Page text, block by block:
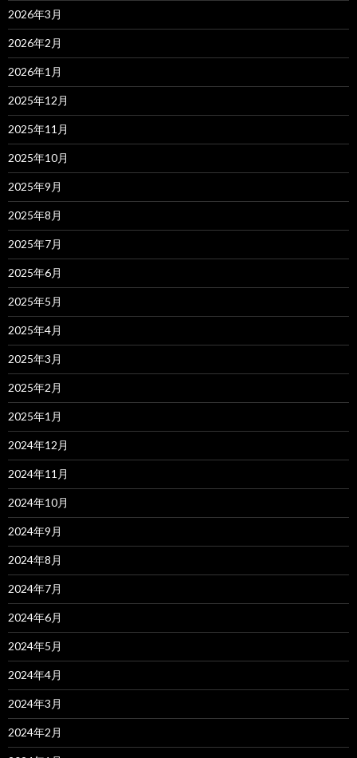
2026年3月
2026年2月
2026年1月
2025年12月
2025年11月
2025年10月
2025年9月
2025年8月
2025年7月
2025年6月
2025年5月
2025年4月
2025年3月
2025年2月
2025年1月
2024年12月
2024年11月
2024年10月
2024年9月
2024年8月
2024年7月
2024年6月
2024年5月
2024年4月
2024年3月
2024年2月